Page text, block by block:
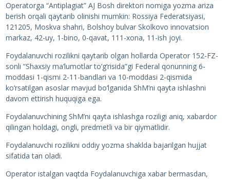
Operatorga “Antiplagiat” AJ Bosh direktori nomiga yozma ariza
berish orqali qaytarib olinishi mumkin: Rossiya Federatsiyasi,
121205, Moskva shahri, Bolshoy bulvar Skolkovo innovatsion
markaz, 42-uy, 1-bino, 0-qavat, 111-xona, 11-ish joyi.
Foydalanuvchi rozilikni qaytarib olgan hollarda Operator 152-FZ-
sonli “Shaxsiy ma’lumotlar to‘g‘risida”gi Federal qonunning 6-
moddasi 1-qismi 2-11-bandlari va 10-moddasi 2-qismida
ko‘rsatilgan asoslar mavjud bo‘lganida ShM’ni qayta ishlashni
davom ettirish huquqiga ega.
Foydalanuvchining ShM’ni qayta ishlashga roziligi aniq, xabardor
qilingan holdagi, ongli, predmetli va bir qiymatlidir.
Foydalanuvchi rozilikni oddiy yozma shaklda bajarilgan hujjat
sifatida tan oladi.
Operator istalgan vaqtda Foydalanuvchiga xabar bermasdan,